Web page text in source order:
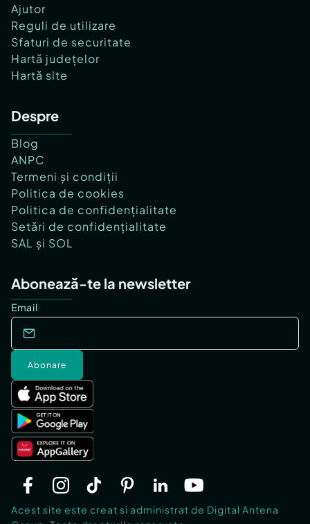
Ajutor
Reguli de utilizare
Sfaturi de securitate
Hartă județelor
Hartă site
Despre
Blog
ANPC
Termeni și condiții
Politica de cookies
Politica de confidențialitate
Setări de confidențialitate
SAL și SOL
Abonează-te la newsletter
Email
Abonare
Acest site este creat si administrat de Digital Antena